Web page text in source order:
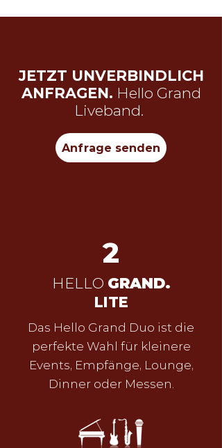
2
HELLO GRAND.
LITE
Das Hello Grand Duo ist die
perfekte Wahl für kleinere
Events, Empfänge, Lounge,
Dinner oder Messen.
JETZT UNVERBINDLICH
ANFRAGEN. Hello Grand
Liveband.
Anfrage senden